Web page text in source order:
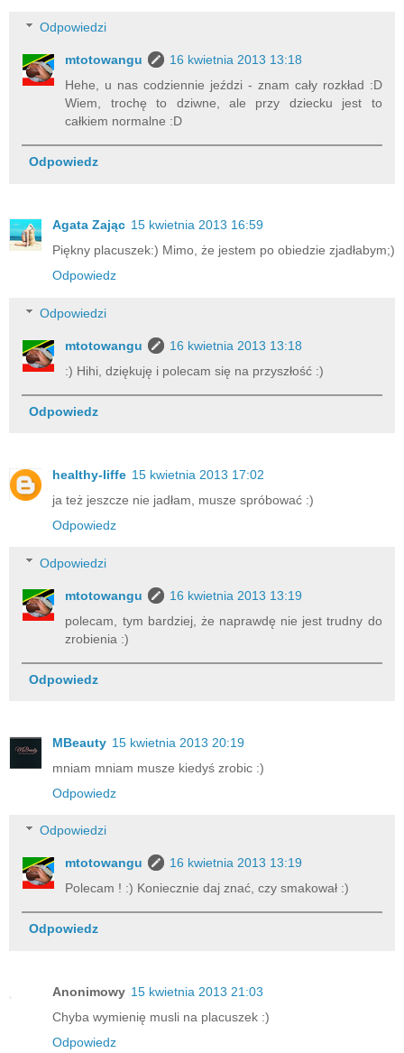
Odpowiedzi
mtotowangu
16 kwietnia 2013 13:18
Hehe, u nas codziennie jeździ - znam cały rozkład :D
Wiem, trochę to dziwne, ale przy dziecku jest to
całkiem normalne :D
Odpowiedz
Agata Zając 15 kwietnia 2013 16:59
Piękny placuszek:) Mimo, że jestem po obiedzie zjadłabym;)
Odpowiedz
Odpowiedzi
mtotowangu
16 kwietnia 2013 13:18
:) Hihi, dziękuję i polecam się na przyszłość :)
Odpowiedz
healthy-liffe 15 kwietnia 2013 17:02
ja też jeszcze nie jadłam, musze spróbować :)
Odpowiedz
Odpowiedzi
mtotowangu
16 kwietnia 2013 13:19
polecam, tym bardziej, że naprawdę nie jest trudny do
zrobienia :)
Odpowiedz
MBeauty 15 kwietnia 2013 20:19
mniam mniam musze kiedyś zrobic :)
Odpowiedz
Odpowiedzi
mtotowangu
16 kwietnia 2013 13:19
Polecam ! :) Koniecznie daj znać, czy smakował :)
Odpowiedz
Anonimowy 15 kwietnia 2013 21:03
Chyba wymienię musli na placuszek :)
Odpowiedz